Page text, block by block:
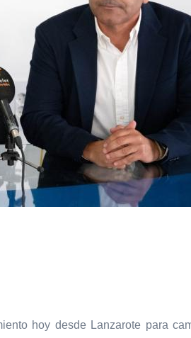
hoy desde Lanzarote para